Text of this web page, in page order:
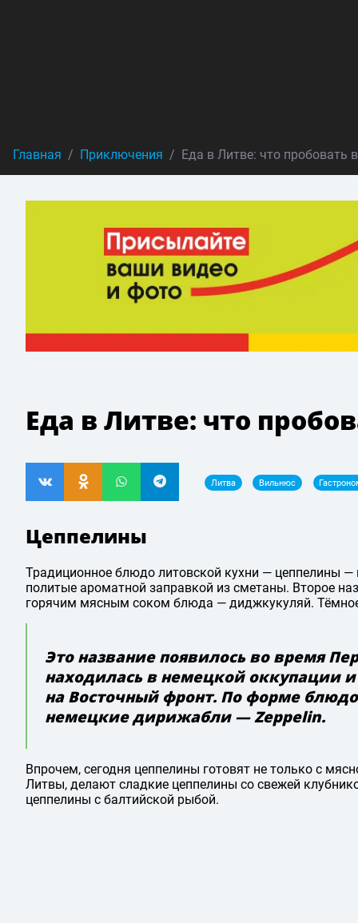
Главная Приключения Еда в Литве: что пробовать
Еда в Литве: что
Литва Вильнюс
Цеппелины
Традиционное блюдо литовской кухни — цеппелины —
политые ароматной заправкой из сметаны. Второе
горячим мясным соком блюда — диджкукуляй.
Это название появилось во время
находилась в немецкой оккупации
на Восточный фронт. По форме
немецкие дирижабли — Zeppelin.
Впрочем, сегодня цеппелины готовят не только с
Литвы, делают сладкие цеппелины со свежей
цеппелины с балтийской рыбой.